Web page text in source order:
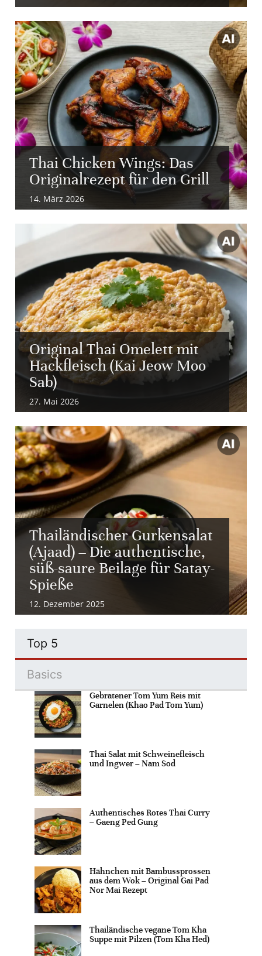
Thai Chicken Wings: Das
Originalrezept für den Grill
14. März 2026
Original Thai Omelett mit
Hackfleisch (Kai Jeow Moo
Sab)
27. Mai 2026
Thailändischer Gurkensalat
(Ajaad) – Die authentische,
süß-saure Beilage für Satay-
Spieße
12. Dezember 2025
Top 5
Basics
Gebratener Tom Yum Reis mit
Garnelen (Khao Pad Tom Yum)
Thai Salat mit Schweinefleisch
und Ingwer – Nam Sod
Authentisches Rotes Thai Curry
– Gaeng Ped Gung
Hähnchen mit Bambussprossen
aus dem Wok – Original Gai Pad
Nor Mai Rezept
Thailändische vegane Tom Kha
Suppe mit Pilzen (Tom Kha Hed)